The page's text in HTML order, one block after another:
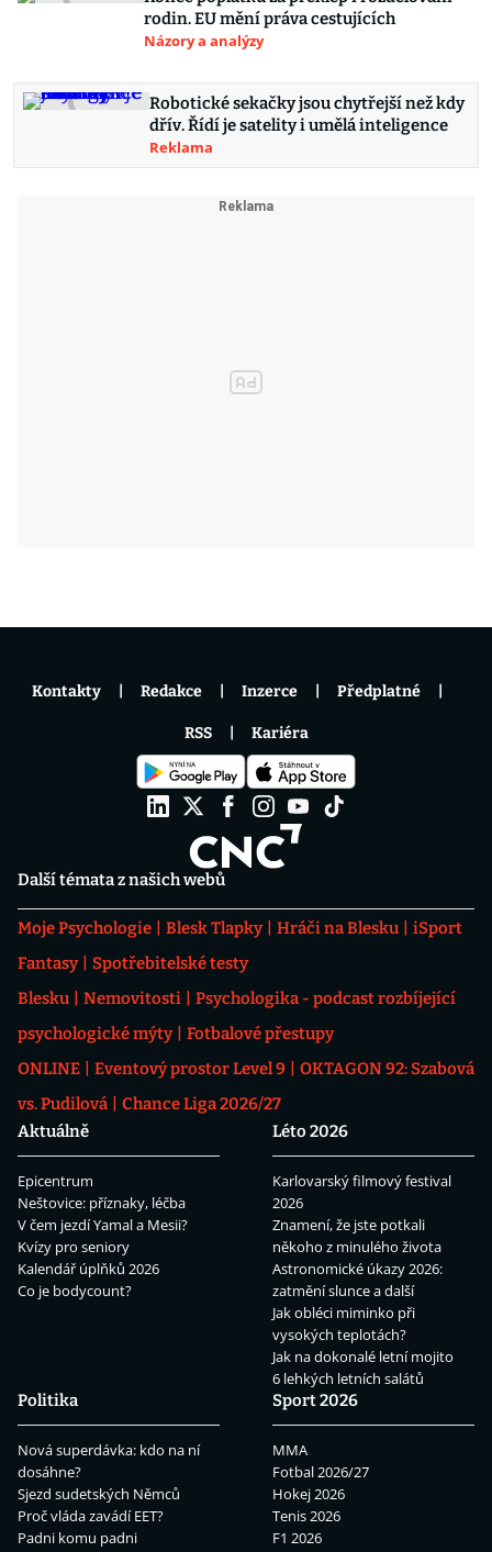
rodin. EU mění práva cestujících
Názory a analýzy
Robotické sekačky jsou chytřejší než kdy
dřív. Řídí je satelity i umělá inteligence
Reklama
Další témata z našich webů
Moje Psychologie Blesk Tlapky Hráči na Blesku
iSport
Fantasy
Spotřebitelské testy
Blesku
Nemovitosti
Psychologika - podcast rozbíjející
psychologické mýty
Fotbalové přestupy
ONLINE
Eventový prostor Level 9
OKTAGON 92: Szabová
vs. Pudilová
Chance Liga 2026/27
Aktuálně
Epicentrum
Neštovice: příznaky, léčba
V čem jezdí Yamal a Mesii?
Kvízy pro seniory
Kalendář úplňků 2026
Co je bodycount?
Léto 2026
Karlovarský filmový festival
2026
Znamení, že jste potkali
někoho z minulého života
Astronomické úkazy 2026:
zatmění slunce a další
Jak obléci miminko při
vysokých teplotách?
Jak na dokonalé letní mojito
6 lehkých letních salátů
Politika
Nová superdávka: kdo na ní
dosáhne?
Sjezd sudetských Němců
Proč vláda zavádí EET?
Padni komu padni
Sport 2026
MMA
Fotbal 2026/27
Hokej 2026
Tenis 2026
F1 2026
Kontakty Redakce Inzerce Předplatné
RSS Kariéra